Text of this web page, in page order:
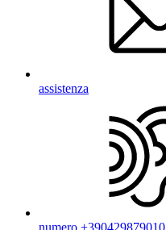
assistenza
numero +390429879010